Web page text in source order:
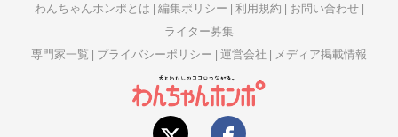
わんちゃんホンポとは 編集ポリシー 利用規約
お問い合わせ
ライター募集
専門家一覧
プライバシーポリシー 運営会社 メディア掲載情報